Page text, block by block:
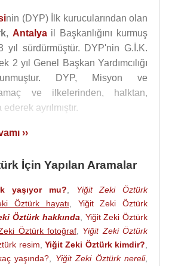
nin (DYP) İlk kurucularından olan
, Antalyail Başkanlığını kurmuş
yıl sürdürmüştür. DYP'nin G.İ.K.
2 yıl Genel Başkan Yardımcılığı
DYP, Misyon ve
ve ilkelerinden, halktan,
ayrılmıştır.
Ve Adalet Partisini
katılmamış olup, 2014 Türkiye
açıkladı.
seçimlerine birlikte girme kararı
Özal'ınAna Partisiile Hak
18 Şubat 2015 tarihinde birleşerek
Partiadını almıştır.
››
İçin Yapılan Aramalar
yaşıyor mu?
Yiğit Zeki Öztürk
Öztürk hayatı
Yiğit Zeki Öztürk
Öztürk hakkında
Yiğit Zeki Öztürk
Öztürk fotoğraf, Yiğit Zeki Öztürk
resim Yiğit Zeki Öztürk kimdir?
yaşında?
Yiğit Zeki Öztürk nereli,